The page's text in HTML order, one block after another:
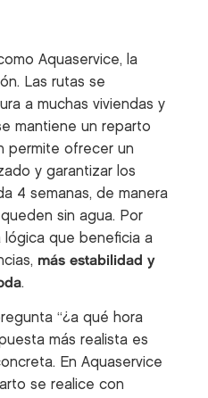
Aquaservice, la
Las rutas se
a muchas viviendas y
mantiene un reparto
permite ofrecer un
y garantizar los
4 semanas, de manera
sin agua. Por
que beneficia a
más estabilidad y
.
“¿a qué hora
más realista es
En Aquaservice
se realice con